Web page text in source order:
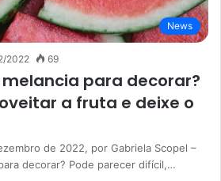
News
2022 69
para decorar?
a fruta e deixe o
de 2022, por Gabriela Scopel –
decorar? Pode parecer difícil,…